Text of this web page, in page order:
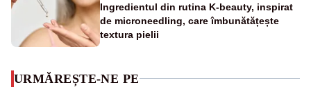
Ingredientul din rutina K-beauty, inspirat
de microneedling, care îmbunătățește
textura pielii
URMĂREȘTE-NE PE